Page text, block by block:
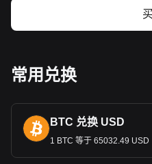
尔维亚第纳尔的设计融入了
感和自豪感。
的经济已逐渐从国家管理模式
能源、农业和制造业等关键部
常用兑换
BTC 兑换 USD
1 BTC 等于 65032.49 USD